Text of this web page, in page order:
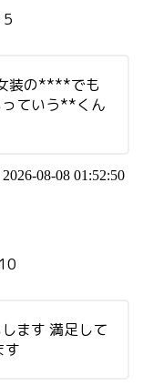
装の****でも
ていう**くん
2026-08-08 01:52:50
ます 満足して
す